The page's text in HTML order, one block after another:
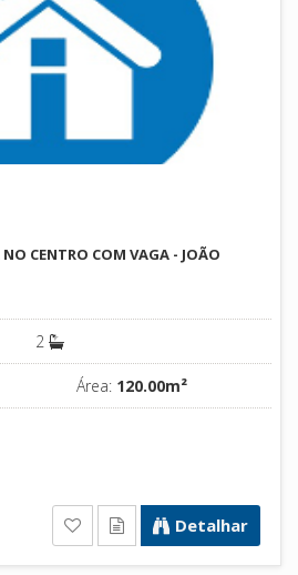
CENTRO COM VAGA - JOÃO
2
Área: 120.00m²
Detalhar